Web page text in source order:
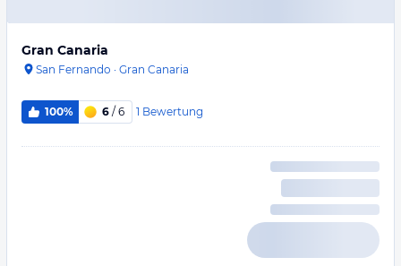
Gran Canaria
San Fernando · Gran Canaria
100% 6 / 6 1 Bewertung